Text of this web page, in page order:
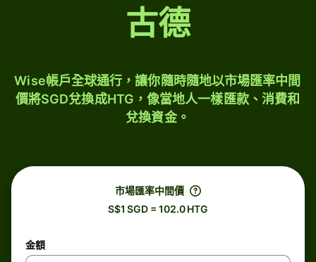
古德
Wise帳戶全球通行，讓你隨時隨地以市場匯率中間
價將SGD兌換成HTG，像當地人一樣匯款、消費和
兌換資金。
市場匯率中間價
S$1 SGD = 102.0 HTG
金額